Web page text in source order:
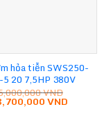
hỏa tiễn SWS250-
20 7,5HP 380V
VND
VND